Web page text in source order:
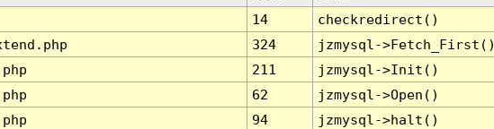
14
checkredirect()
324
jzmysql-
211
jzmysql->Init()
62
jzmysql->Open()
94
jzmysql->halt()